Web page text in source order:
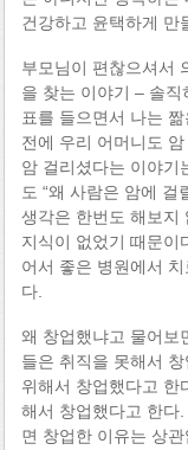
건강하고 윤택하게 만
부모님이 편찮으셔서
을 찾는 이야기 – 솔
표를 들으면서 나는
전에 우리 어머니도
암 걸리셨다는 이야기
도 “왜 사람은 암에 걸
생각은 한번도 해보지
지식이 없었기 때문이
어서 좋은 병원에서
다.
왜 창업했냐고 물어보
들은 취직을 못해서
위해서 창업했다고 한
해서 창업했다고 한다
면 창업한 이유는 상